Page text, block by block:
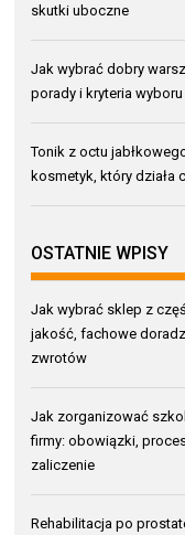
skutki uboczne
Jak wybrać dobry
porady i kryteria wyboru
Tonik z octu
kosmetyk, który działa
OSTATNIE WPISY
Jak wybrać sklep z
jakość, fachowe
zwrotów
Jak zorganizować
firmy: obowiązki,
zaliczenie
Rehabilitacja po